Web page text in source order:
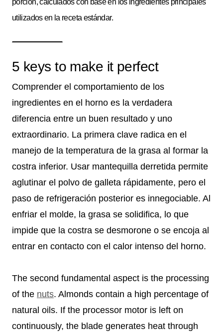
porción, calculados con base en los ingredientes principales
utilizados en la receta estándar.
5 keys to make it perfect
Comprender el comportamiento de los
ingredientes en el horno es la verdadera
diferencia entre un buen resultado y uno
extraordinario. La primera clave radica en el
manejo de la temperatura de la grasa al formar la
costra inferior. Usar mantequilla derretida permite
aglutinar el polvo de galleta rápidamente, pero el
paso de refrigeración posterior es innegociable. Al
enfriar el molde, la grasa se solidifica, lo que
impide que la costra se desmorone o se encoja al
entrar en contacto con el calor intenso del horno.
The second fundamental aspect is the processing
of the nuts. Almonds contain a high percentage of
natural oils. If the processor motor is left on
continuously, the blade generates heat through